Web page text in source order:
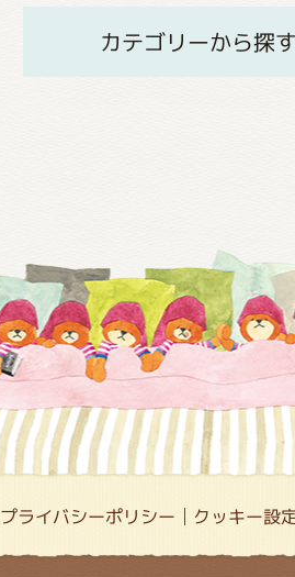
カテゴリーから探
プライバシーポリシー クッキー設